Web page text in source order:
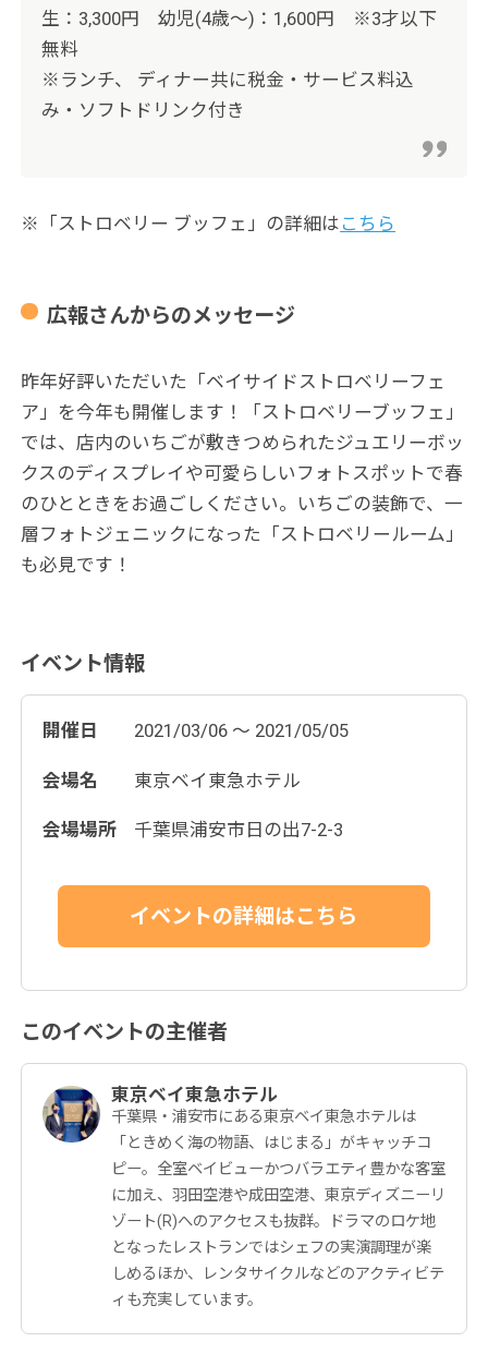
生：3,300円 幼児(4歳～)：1,600円 ※3才以下
無料
※ランチ、 ディナー共に税金・サービス料込
み・ソフトドリンク付き
※「ストロベリー ブッフェ」の詳細は こちら
広報さんからのメッセージ
昨年好評いただいた「ベイサイドストロベリーフェ
ア」を今年も開催します！「ストロベリーブッフェ」
では、店内のいちごが敷きつめられたジュエリーボッ
クスのディスプレイや可愛らしいフォトスポットで春
のひとときをお過ごしください。いちごの装飾で、一
層フォトジェニックになった「ストロベリールーム」
も必見です！
イベント情報
開催日 2021/03/06 ～ 2021/05/05
会場名 東京ベイ東急ホテル
会場場所 千葉県浦安市日の出7-2-3
このイベントの主催者
東京ベイ東急ホテル
千葉県・浦安市にある東京ベイ東急ホテルは
「ときめく海の物語、はじまる」がキャッチコ
ピー。全室ベイビューかつバラエティ豊かな客室
に加え、羽田空港や成田空港、東京ディズニーリ
ゾート(R)へのアクセスも抜群。ドラマのロケ地
となったレストランではシェフの実演調理が楽
しめるほか、レンタサイクルなどのアクティビテ
ィも充実しています。